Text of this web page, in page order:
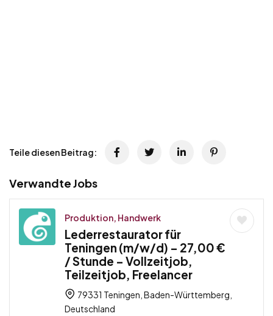
Teile diesen Beitrag:
Verwandte Jobs
Produktion, Handwerk
Lederrestaurator für
Teningen (m/w/d) – 27,00 €
/ Stunde – Vollzeitjob,
Teilzeitjob, Freelancer
79331 Teningen, Baden-Württemberg,
Deutschland